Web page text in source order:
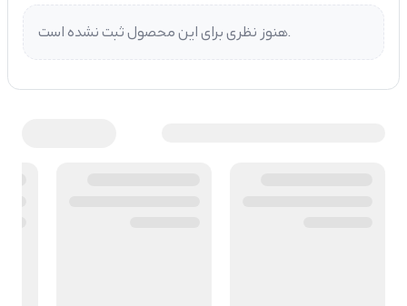
هنوز نظری برای این محصول ثبت نشده است.